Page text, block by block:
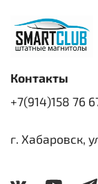
Контакты
+7(914)158 76
г. Хабаровск,